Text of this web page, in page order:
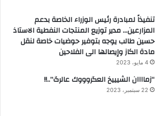
تنفيذاً لمبادرة رئيس الوزراء الخاصة بدعم
المزارعين… مدير توزيع المنتجات النفطية الاستاذ
حسين طالب يوجه بتوفير حوضيات خاصة لنقل
مادة الكاز وإيصالها الى الفلاحين
4 مايو، 2023
“زماااان الشيييخ العگروووك عالرگ”..!!
22 سبتمبر، 2023